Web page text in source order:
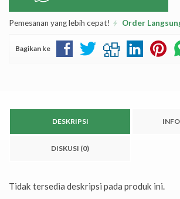
Pemesanan yang lebih cepat! Order
Bagikan ke
DESKRIPSI
DISKUSI (0)
Tidak tersedia deskripsi pada produk ini.